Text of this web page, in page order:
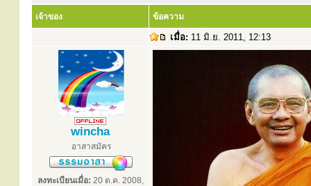
เจ้าของ ข้อความ
เมื่อ: 11 มิ.ย. 2011, 12:13
wincha
อาสาสมัคร
ลงทะเบียนเมื่อ: 20 ต.ค. 2008,